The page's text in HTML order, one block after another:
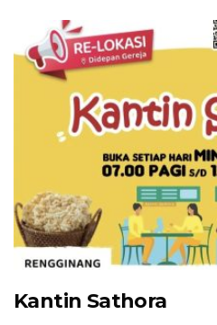
Kantin Sathora